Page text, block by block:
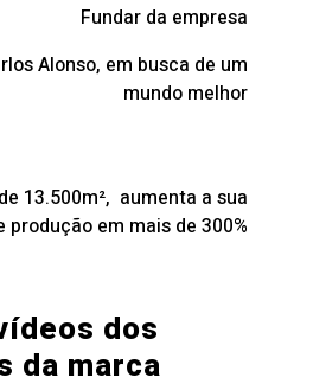
Fundar da empresa
Alonso, em busca de um
mundo melhor
13.500m², aumenta a sua
produção em mais de 300%
dos
da marca